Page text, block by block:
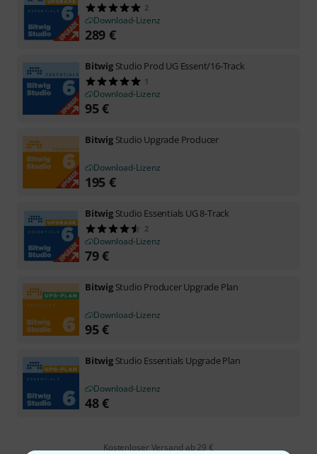
2
Download-Lizenz
289 €
Bitwig Studio Prod UG Essent/16-Track
1
Download-Lizenz
95€
Bitwig Studio Upgrade Producer
Download-Lizenz
195 €
Bitwig Studio Essentials UG 8-Track
2
Download-Lizenz
79€
Bitwig Studio Producer Upgrade Plan
Download-Lizenz
95€
Bitwig Studio Essentials Upgrade Plan
Download-Lizenz
48€
Kostenloser Versand ab 29 €